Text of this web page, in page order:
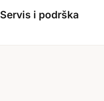
Servis i podrška